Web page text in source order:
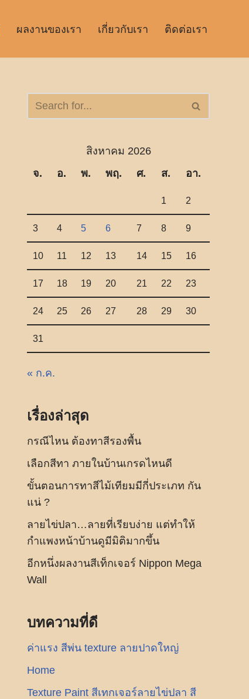
ผลงานของเรา เกี่ยวกับเรา ติดต่อเรา
สิงหาคม 2026
จ.
อ. พ. พฤ. ศ. ส. อา.
1 2
3 4 5 6 7 8 9
10 11 12 13 14 15 16
17 18 19 20 21 22 23
24 25 26 27 28 29 30
31
« ก.ค.
เรื่องล่าสุด
กรณีไหน ต้องทาสีรองพื้น
เลือกสีทา ภายในบ้านเกรดไหนดี
ขั้นตอนการทาสีไม้เทียมมีกี่ประเภท กัน
แน่ ?
ลายไข่ปลา…ลายที่เรียบง่าย แต่ทำให้
กำแพงหน้าบ้านดูมีมิติมากขึ้น
อีกหนึ่งผลงานสีเท็กเจอร์ Nippon Mega
Wall
บทความที่ดี
ค่าแรง สีพ่น texture ลายปาดใหญ่
Home
Texture Paint สีเทกเจอร์ลายไข่ปลา สี